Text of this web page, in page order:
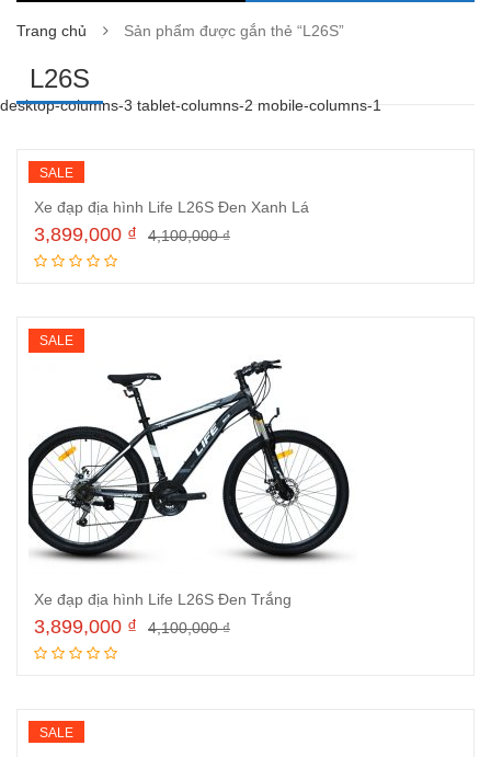
Trang chủ Sản phẩm được gắn thẻ “L26S”
L26S
desktop-columns-3 tablet-columns-2 mobile-columns-1
SALE
Xe đạp địa hình Life L26S Đen Xanh Lá
4,100,000₫
3,899,000 ₫
SALE
Xe đạp địa hình Life L26S Đen Trắng
4,100,000₫
3,899,000 ₫
SALE